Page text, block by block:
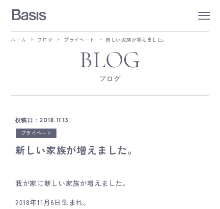
BLOG
ブログ
ホーム ブログ プライベート 新しい家族が増えました。
投稿日：2018.11.13
プライベート
新しい家族が増えました。
我が家に新しい家族が増えました。
2018年11月6日生まれ。